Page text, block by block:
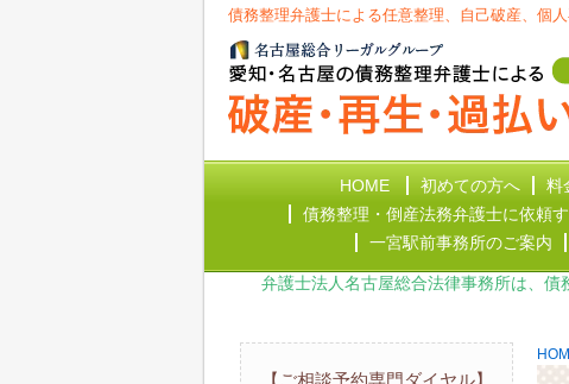
債務整理弁護士による任意整理、自己破産、個
HOME 初めての方へ 料
債務整理・倒産法務弁護士に依頼
一宮駅前事務所のご案内
弁護士法人名古屋総合法律事務所は、債